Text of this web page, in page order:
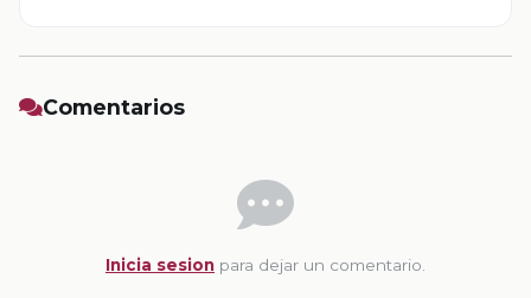
Comentarios
Inicia sesion para dejar un comentario.